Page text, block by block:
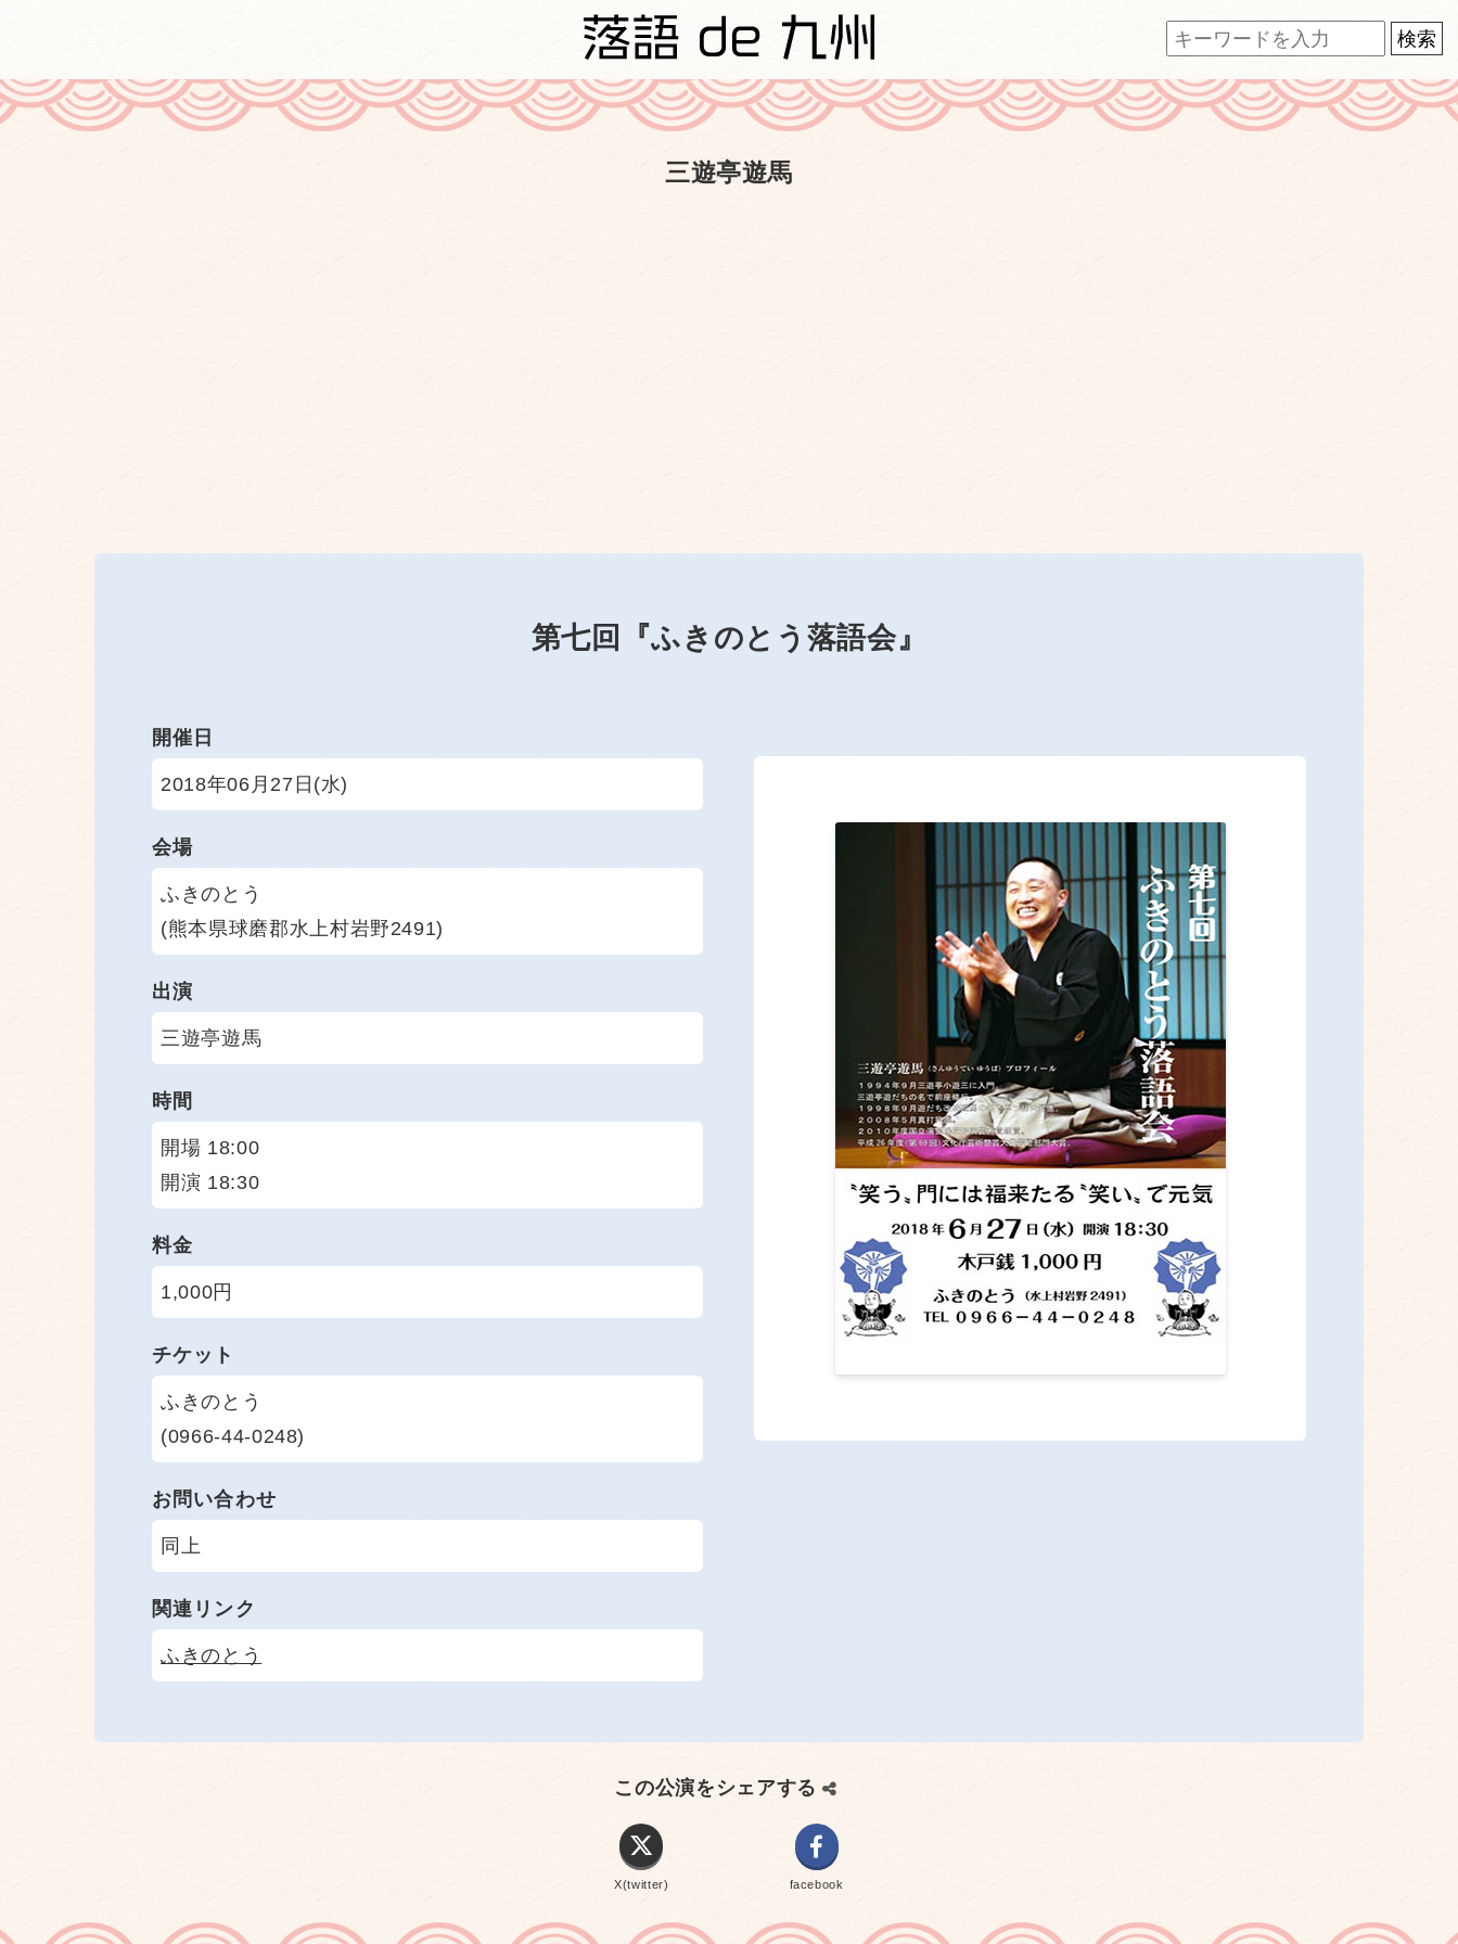
三遊亭遊馬
第七回『ふきのとう落語会』
開催日
2018年06月27日(水)
会場
ふきのとう
(熊本県球磨郡水上村岩野2491)
出演
三遊亭遊馬
時間
開場 18:00
開演 18:30
料金
1,000円
チケット
ふきのとう
(0966-44-0248)
お問い合わせ
同上
関連リンク
ふきのとう
この公演をシェアする
X(twitter) facebook